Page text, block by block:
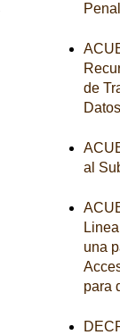
de
al
una
para